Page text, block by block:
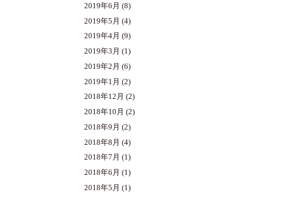
2019年6月 (8)
2019年5月 (4)
2019年4月 (9)
2019年3月 (1)
2019年2月 (6)
2019年1月 (2)
2018年12月 (2)
2018年10月 (2)
2018年9月 (2)
2018年8月 (4)
2018年7月 (1)
2018年6月 (1)
2018年5月 (1)